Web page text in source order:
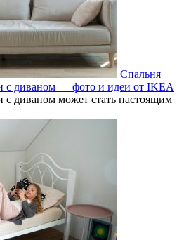
Спальня
с диваном — фото и идеи от IKEA
с диваном может стать настоящим